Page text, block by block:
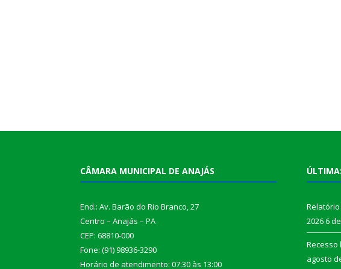
CÂMARA MUNICIPAL DE ANAJÁS
End.: Av. Barão do Rio Branco, 27
Centro – Anajás – PA
CEP: 68810-000
Fone: (91) 98936-3290
Horário de atendimento: 07:30 às 13:00
20266
Recesso
agosto